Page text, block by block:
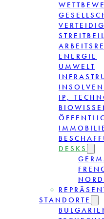
ENERGIE
UMWELT
IP,
DESKS
STANDORTE